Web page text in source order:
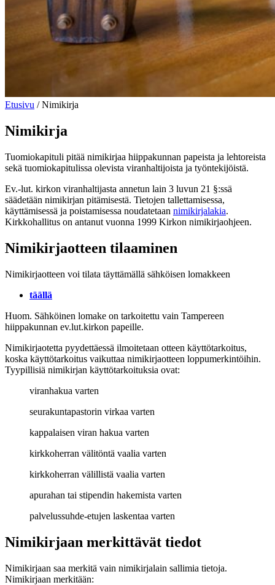
Etusivu / Nimikirja
Nimikirja
Tuomiokapituli pitää nimikirjaa hiippakunnan papeista ja lehtoreista
sekä tuomiokapitulissa olevista viranhaltijoista ja työntekijöistä.
Ev.-lut. kirkon viranhaltijasta annetun lain 3 luvun 21 §:ssä
säädetään nimikirjan pitämisestä. Tietojen tallettamisessa,
käyttämisessä ja poistamisessa noudatetaan nimikirjalakia.
Kirkkohallitus on antanut vuonna 1999 Kirkon nimikirjaohjeen.
Nimikirjaotteen tilaaminen
Nimikirjaotteen voi tilata täyttämällä sähköisen lomakkeen
täällä
Huom. Sähköinen lomake on tarkoitettu vain Tampereen
hiippakunnan ev.lut.kirkon papeille.
Nimikirjaotetta pyydettäessä ilmoitetaan otteen käyttötarkoitus,
koska käyttötarkoitus vaikuttaa nimikirjaotteen loppumerkintöihin.
Tyypillisiä nimikirjan käyttötarkoituksia ovat:
viranhakua varten
seurakuntapastorin virkaa varten
kappalaisen viran hakua varten
kirkkoherran välitöntä vaalia varten
kirkkoherran välillistä vaalia varten
apurahan tai stipendin hakemista varten
palvelussuhde-etujen laskentaa varten
Nimikirjaan merkittävät tiedot
Nimikirjaan saa merkitä vain nimikirjalain sallimia tietoja.
Nimikirjaan merkitään: